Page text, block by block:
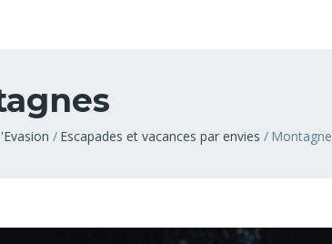
Escapades et vacances par envies Montagne